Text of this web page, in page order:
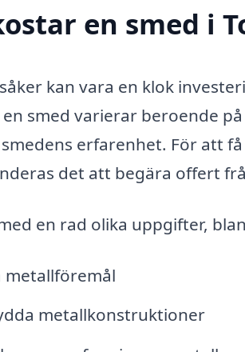
en smed i
kan vara en klok
smed varierar beroende
erfarenhet. För att
det att begära offert
en rad olika uppgifter,
metallföremål
metallkonstruktioner